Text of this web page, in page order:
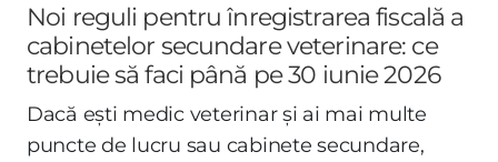
Noi reguli pentru înregistrarea fiscală a
cabinetelor secundare veterinare: ce
trebuie să faci până pe 30 iunie 2026
Dacă ești medic veterinar și ai mai multe
puncte de lucru sau cabinete secundare,